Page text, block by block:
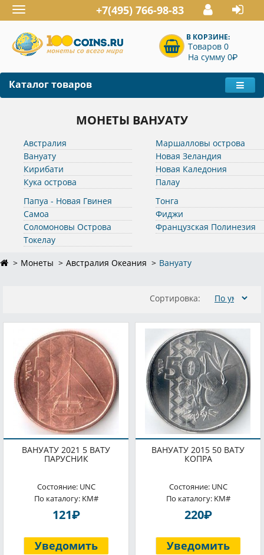
Toggle
navigation
+7(495) 766-98-83
В КОРЗИНЕ:
Товаров 0
На сумму 0P
Каталог товаров
МОНЕТЫ ВАНУАТУ
Австралия
Вануату
Кирибати
Кука острова
Маршалловы острова
Новая Зеландия
Новая Каледония
Палау
Папуа - Новая Гвинея
Самоа
Соломоновы Острова
Токелау
Тонга
Фиджи
Французская Полинезия
Монеты Австралия Океания Вануату
Сортировка:
ВАНУАТУ 2021 5 ВАТУ
ПАРУСНИК
Состояние: UNC
По каталогу: KM#
121P
Уведомить
ВАНУАТУ 2015 50 ВАТУ
КОПРА
Состояние: UNC
По каталогу: KM#
220P
Уведомить